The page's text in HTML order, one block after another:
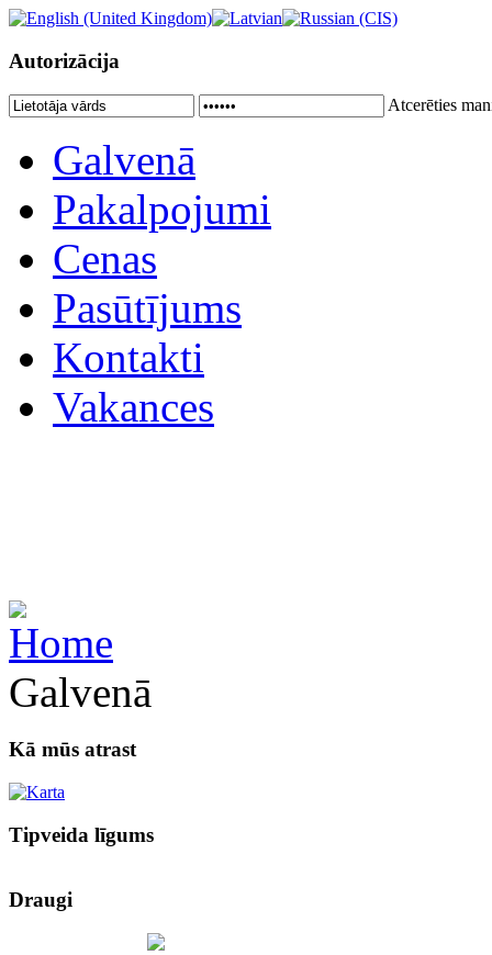
Autorizācija
Atcerēties
Galvenā
Pakalpojumi
Cenas
Pasūtījums
Kontakti
Vakances
Galvenā
Kā mūs atrast
Tipveida līgums
Draugi